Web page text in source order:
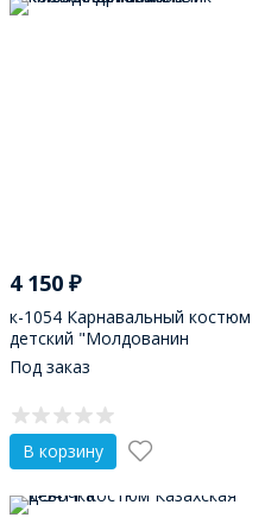
4 150₽
к-1054 Карнавальный костюм
детский "Молдованин
мальчик"
Под заказ
В корзину